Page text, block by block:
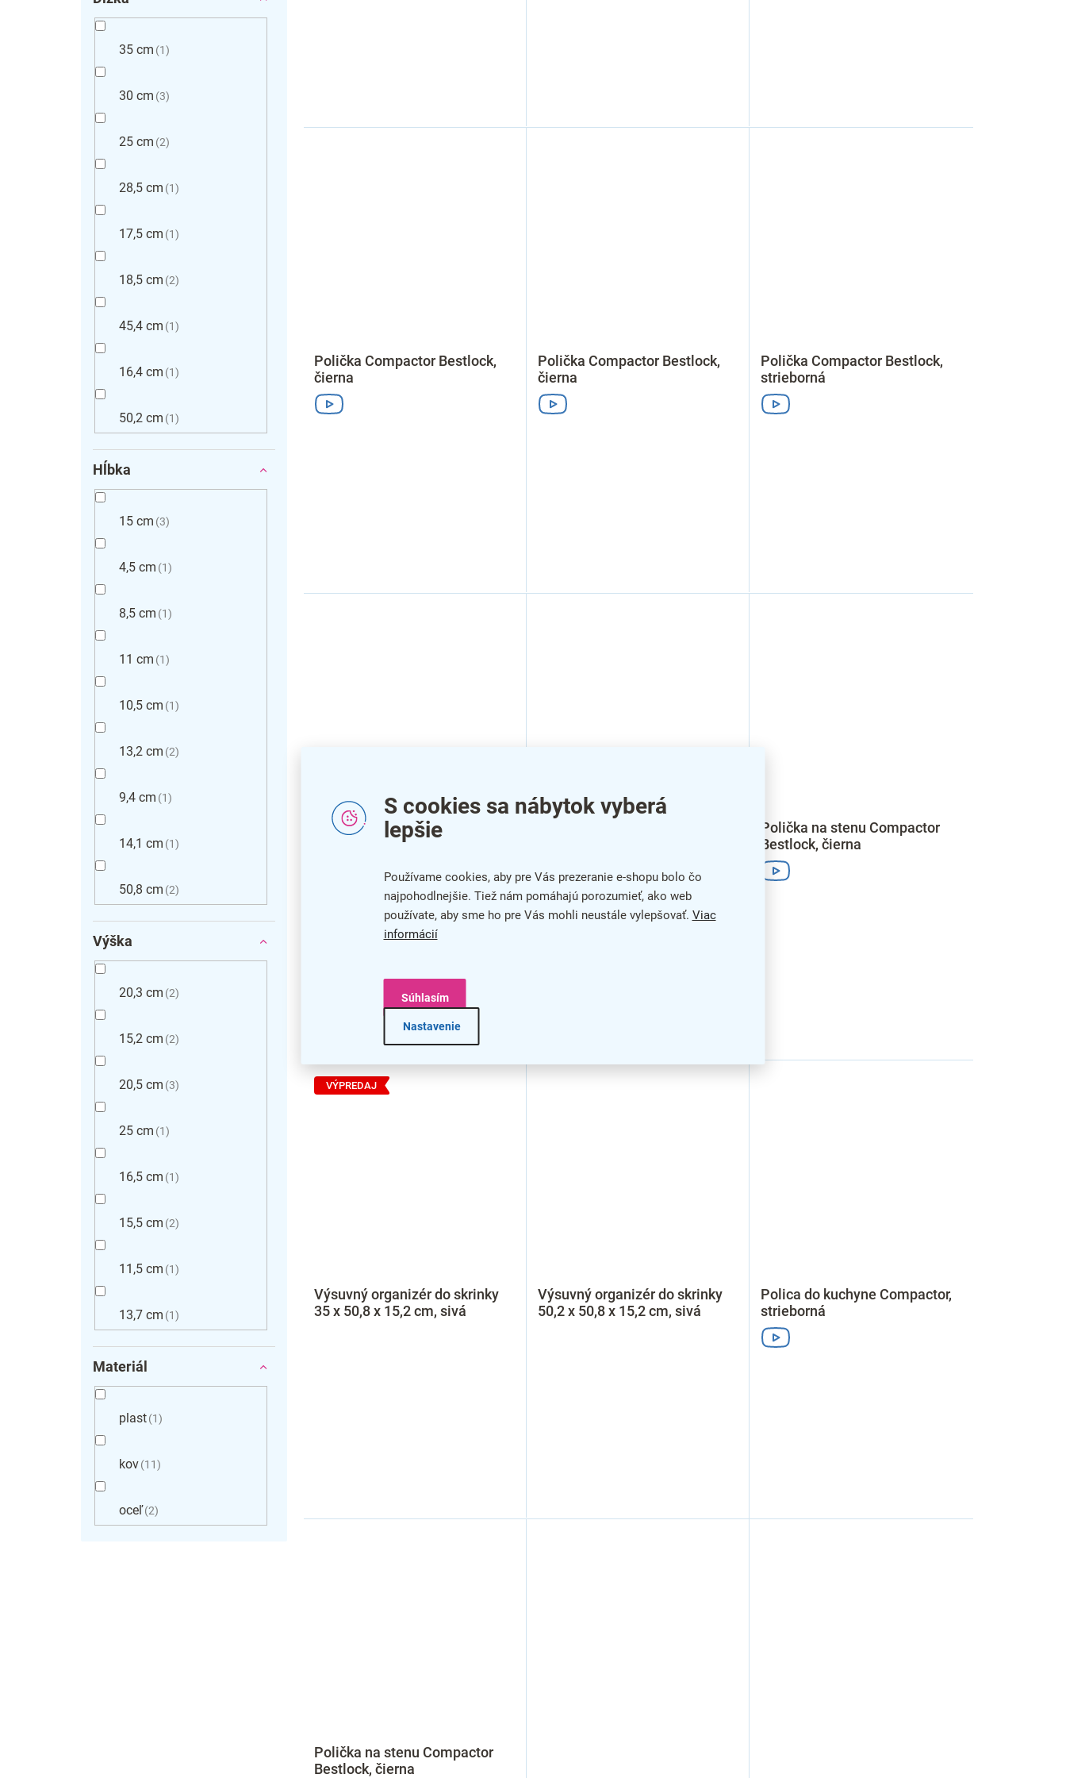
S cookies sa nábytok vyberá
lepšie
Používame cookies, aby pre Vás prezeranie e-shopu bolo čo
najpohodlnejšie. Tiež nám pomáhajú porozumieť, ako web
používate, aby sme ho pre Vás mohli neustále vylepšovať. Viac
informácií
Nastavenie
Súhlasím
35 cm 1
30 cm 3
25 cm 2
28,5 cm 1
17,5 cm 1
18,5 cm 2
45,4 cm 1
16,4 cm 1
50,2 cm 1
Hĺbka
15 cm 3
4,5 cm 1
8,5 cm 1
11 cm 1
10,5 cm 1
13,2 cm 2
9,4 cm 1
14,1 cm 1
50,8 cm 2
Výška
20,3 cm 2
15,2 cm 2
20,5 cm 3
25 cm 1
16,5 cm 1
15,5 cm 2
11,5 cm 1
13,7 cm 1
Materiál
plast 1
kov 11
oceľ 2
Polička Compactor Bestlock,
čierna
Polička Compactor Bestlock,
čierna
Polička Compactor Bestlock,
strieborná
Polička na koreničky
Compactor, strieborná
Polička na stenu Compactor
Bestlock, čierna
VÝPREDAJ
Výsuvný organizér do skrinky
35 x 50,8 x 15,2 cm, sivá
Výsuvný organizér do skrinky
50,2 x 50,8 x 15,2 cm, sivá
Polica do kuchyne Compactor,
strieborná
Polička na stenu Compactor
Bestlock, čierna